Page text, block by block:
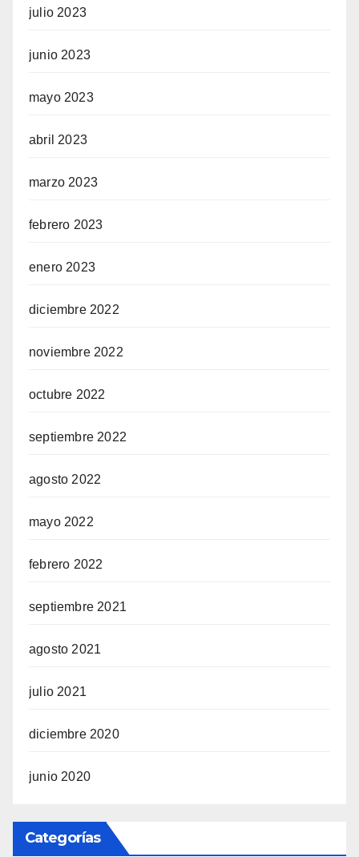
julio 2023
junio 2023
mayo 2023
abril 2023
marzo 2023
febrero 2023
enero 2023
diciembre 2022
noviembre 2022
octubre 2022
septiembre 2022
agosto 2022
mayo 2022
febrero 2022
septiembre 2021
agosto 2021
julio 2021
diciembre 2020
junio 2020
Categorías